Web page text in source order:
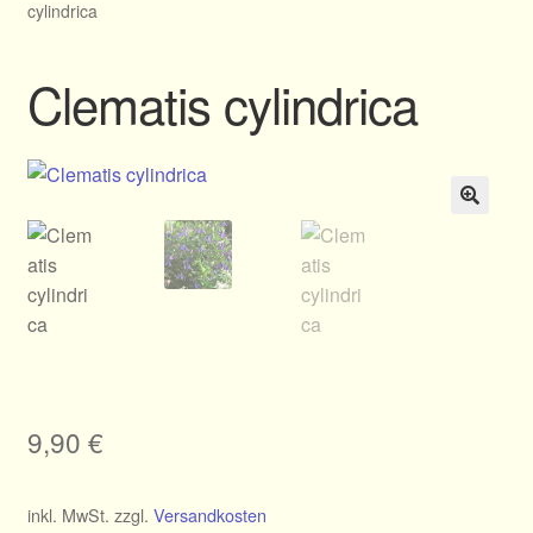
Clematis-Shop
Allgemeines
Ratgeber
Über uns
Warenkorb
cylindrica
Clematis cylindrica
9,90 €
inkl. MwSt. zzgl. Versandkosten